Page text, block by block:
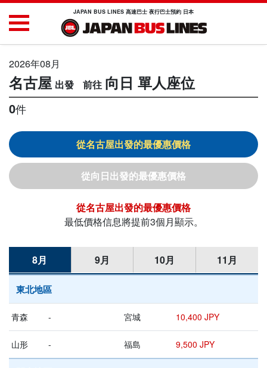
JAPAN BUS LINES 高速巴士 夜行巴士預約 日本
2026年08月
名古屋 向日 單人座位
0件
名古屋
向日
名古屋
最低價格信息將提前3個月顯示。
8月 9月 10月 11月
東北地區
青森 - 宮城 10,400 JPY
山形 - 福島 9,500 JPY